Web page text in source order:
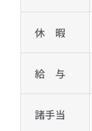
休 暇
給 与
諸手当